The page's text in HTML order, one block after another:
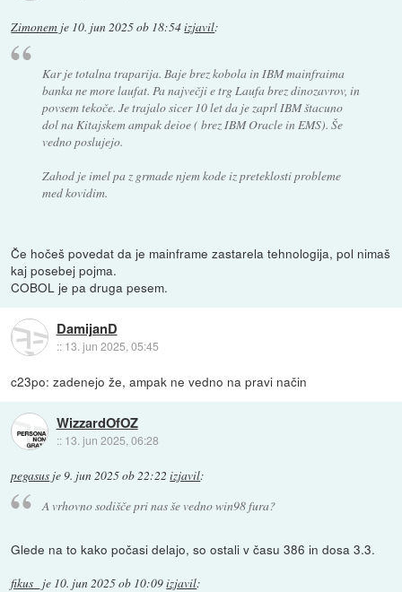
Zimonem je 10. jun 2025 ob 18:54izjavil:
Kar je totalna traparija. Baje brez kobola in IBM mainfraima
banka ne more laufat. Pa največji e trg Laufa brez dinozavrov, in
povsem tekoče. Je trajalo sicer 10 let da je zaprl IBM štacuno
dol na Kitajskem ampak deioe ( brez IBM Oracle in EMS). Še
vedno poslujejo.
Zahod je imel pa z grmade njem kode iz preteklosti probleme
med kovidim.
Če hočeš povedat da je mainframe zastarela tehnologija, pol nimaš
kaj posebej pojma.
COBOL je pa druga pesem.
DamijanD
:: 13. jun 2025, 05:45
c23po: zadenejo že, ampak ne vedno na pravi način
WizzardOfOZ
:: 13. jun 2025, 06:28
pegasus je9. jun 2025 ob 22:22 izjavil:
A vrhovno sodišče pri nas še vedno win98 fura?
Glede na to kako počasi delajo, so ostali v času 386 in dosa 3.3.
fikus_ je 10. jun 2025 ob 10:09izjavil: